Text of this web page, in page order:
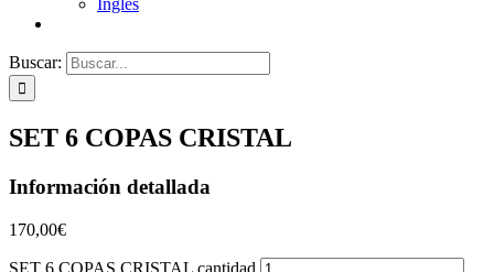
Inglés
Buscar:
SET 6 COPAS CRISTAL
Información detallada
170,00€
SET 6 COPAS CRISTAL cantidad